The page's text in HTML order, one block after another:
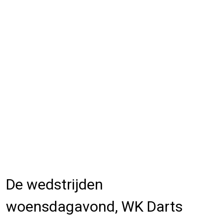
De wedstrijden
woensdagavond, WK Darts